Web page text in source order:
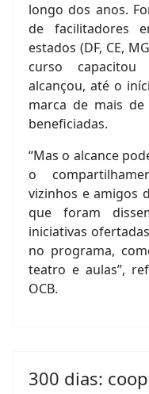
longo dos anos.
de facilitadores
estados (DF, CE,
curso
alcançou, até o
marca de mais
beneficiadas.
“Mas o alcance
o
vizinhos e amigos
que foram
iniciativas
no programa,
teatro e aulas”,
OCB.
300 dias: